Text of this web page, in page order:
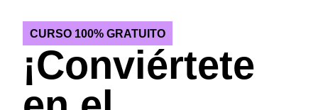
CURSO 100% GRATUITO
¡Conviértete